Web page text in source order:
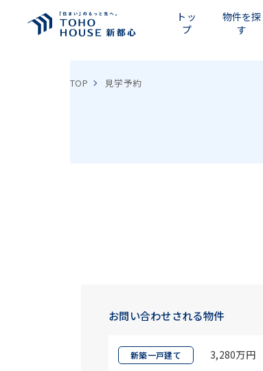
トッ
プ
物件を探
す
TOP 見学予約
お問い合わせされる物件
新築一戸建て 3,280万円